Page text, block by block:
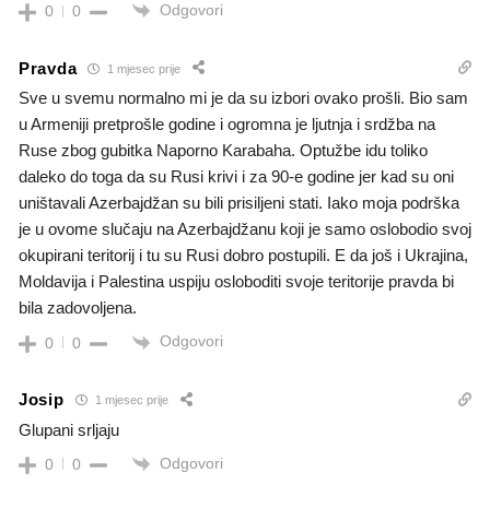
0 0 Odgovori
Pravda 1 mjesec prije
Sve u svemu normalno mi je da su izbori ovako prošli. Bio sam
u Armeniji pretprošle godine i ogromna je ljutnja i srdžba na
Ruse zbog gubitka Naporno Karabaha. Optužbe idu toliko
daleko do toga da su Rusi krivi i za 90-e godine jer kad su oni
uništavali Azerbajdžan su bili prisiljeni stati. Iako moja podrška
je u ovome slučaju na Azerbajdžanu koji je samo oslobodio svoj
okupirani teritorij i tu su Rusi dobro postupili. E da još i Ukrajina,
Moldavija i Palestina uspiju osloboditi svoje teritorije pravda bi
bila zadovoljena.
0 0 Odgovori
Josip 1 mjesec prije
Glupani srljaju
0 0 Odgovori